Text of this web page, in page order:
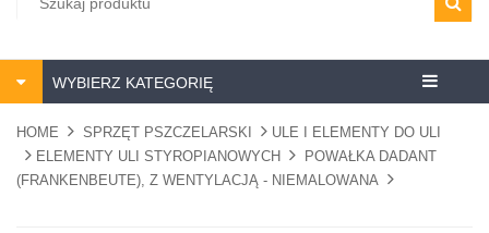
Centrum
WYBIERZ KATEGORIĘ
HOME SPRZĘT PSZCZELARSKI
ULE I ELEMENTY DO ULI
ELEMENTY ULI STYROPIANOWYCH
POWAŁKA DADANT
(FRANKENBEUTE), Z WENTYLACJĄ - NIEMALOWANA